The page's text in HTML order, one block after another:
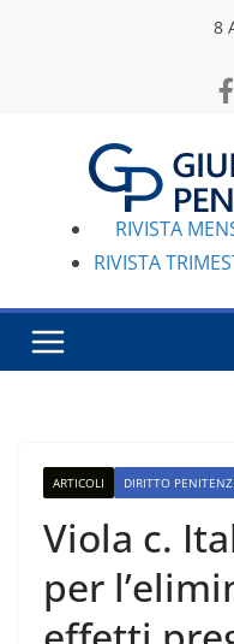
8
RIVISTA
RIVISTA
ARTICOLI DIRITTO
Viola c.
per